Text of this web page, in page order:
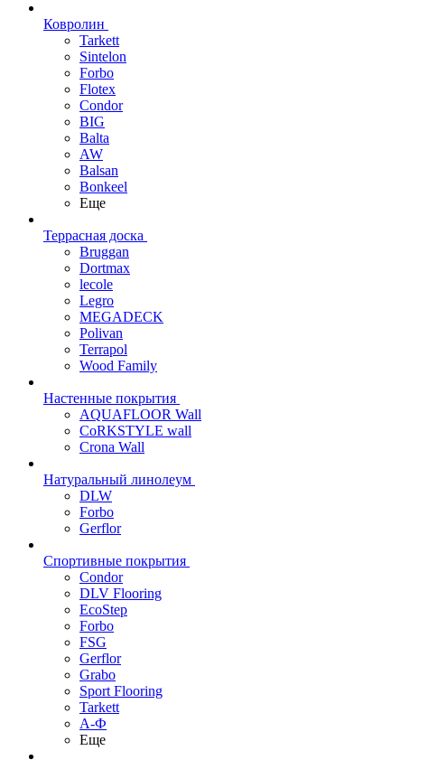
Ковролин
Tarkett
Sintelon
Forbo
Flotex
Condor
BIG
Balta
AW
Balsan
Bonkeel
Еще
Террасная доска
Bruggan
Dortmax
lecole
Legro
MEGADECK
Polivan
Terrapol
Wood Family
Настенные покрытия
AQUAFLOOR Wall
CoRKSTYLE wall
Crona Wall
Натуральный линолеум
DLW
Forbo
Gerflor
Спортивные покрытия
Condor
DLV Flooring
EcoStep
Forbo
FSG
Gerflor
Grabo
Sport Flooring
Tarkett
А-Ф
Еще